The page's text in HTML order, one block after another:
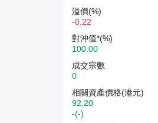
溢價(%)
-0.22
對沖值*(%)
100.00
成交宗數
0
相關資產價格(港元)
92.20
-(-)